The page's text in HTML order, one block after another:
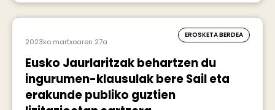
2023ko martxoaren 27a
EROSKETA BERDEA
Eusko Jaurlaritzak behartzen du
ingurumen-klausulak bere Sail eta
erakunde publiko guztien